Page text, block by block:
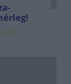
21.